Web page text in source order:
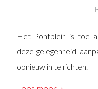
Het Pontplein is toe
deze gelegenheid
opnieuw in te richten.